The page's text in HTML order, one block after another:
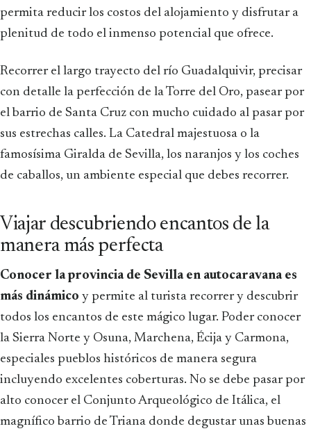
permita reducir los costos del alojamiento y disfrutar a
plenitud de todo el inmenso potencial que ofrece.
Recorrer el largo trayecto del río Guadalquivir, precisar
con detalle la perfección de la Torre del Oro, pasear por
el barrio de Santa Cruz con mucho cuidado al pasar por
sus estrechas calles. La Catedral majestuosa o la
famosísima Giralda de Sevilla, los naranjos y los coches
de caballos, un ambiente especial que debes recorrer.
Viajar descubriendo encantos de la
manera más perfecta
Conocer la provincia de Sevilla en autocaravana es
más dinámico y permite al turista recorrer y descubrir
todos los encantos de este mágico lugar. Poder conocer
la Sierra Norte y Osuna, Marchena, Écija y Carmona,
especiales pueblos históricos de manera segura
incluyendo excelentes coberturas. No se debe pasar por
alto conocer el Conjunto Arqueológico de Itálica, el
magnífico barrio de Triana donde degustar unas buenas